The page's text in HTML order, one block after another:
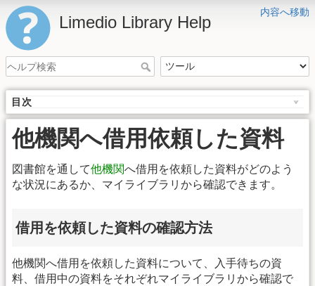
内容へ移動
Limedio Library Help
目次
他機関へ借用依頼した資料
図書館を通して他機関へ借用を依頼した資料がどのよう
な状況にあるか、マイライブラリから確認できます。
借用を依頼した資料の確認方法
他機関へ借用を依頼した資料について、入手待ちの資
料、借用中の資料をそれぞれマイライブラリから確認で